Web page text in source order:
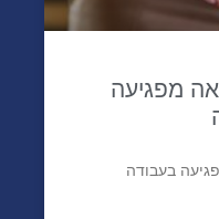
מפגיעה
בעבודה